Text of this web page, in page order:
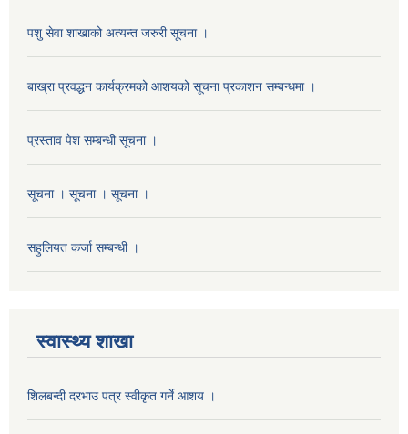
पशु सेवा शाखाको अत्यन्त जरुरी सूचना ।
बाख्रा प्रवद्धन कार्यक्रमको आशयको सूचना प्रकाशन सम्बन्धमा ।
प्रस्ताव पेश सम्बन्धी सूचना ।
सूचना । सूचना । सूचना ।
सहुलियत कर्जा सम्बन्धी ।
स्वास्थ्य शाखा
शिलबन्दी दरभाउ पत्र स्वीकृत गर्ने आशय ।